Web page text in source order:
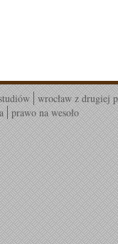
wrocław z drugiej
prawo na wesoło